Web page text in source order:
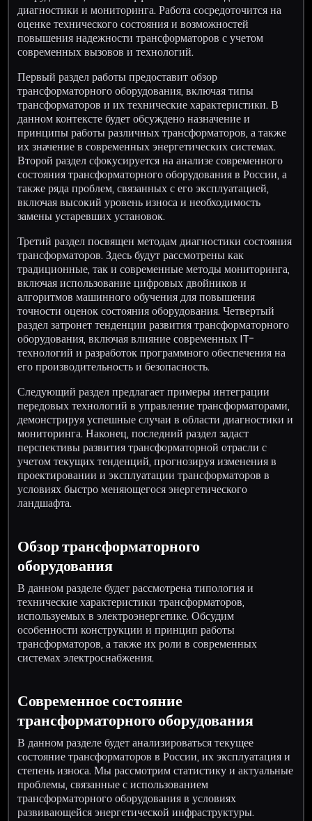
диагностики и мониторинга. Работа сосредоточится на
оценке технического состояния и возможностей
повышения надежности трансформаторов с учетом
современных вызовов и технологий.
Первый раздел работы предоставит обзор
трансформаторного оборудования, включая типы
трансформаторов и их технические характеристики. В
данном контексте будет обсуждено назначение и
принципы работы различных трансформаторов, а также
их значение в современных энергетических системах.
Второй раздел сфокусируется на анализе современного
состояния трансформаторного оборудования в России, а
также ряда проблем, связанных с его эксплуатацией,
включая высокий уровень износа и необходимость
замены устаревших установок.
Третий раздел посвящен методам диагностики состояния
трансформаторов. Здесь будут рассмотрены как
традиционные, так и современные методы мониторинга,
включая использование цифровых двойников и
алгоритмов машинного обучения для повышения
точности оценок состояния оборудования. Четвертый
раздел затронет тенденции развития трансформаторного
оборудования, включая влияние современных IT-
технологий и разработок программного обеспечения на
его производительность и безопасность.
Следующий раздел предлагает примеры интеграции
передовых технологий в управление трансформаторами,
демонстрируя успешные случаи в области диагностики и
мониторинга. Наконец, последний раздел задаст
перспективы развития трансформаторной отрасли с
учетом текущих тенденций, прогнозируя изменения в
проектировании и эксплуатации трансформаторов в
условиях быстро меняющегося энергетического
ландшафта.
Обзор трансформаторного
оборудования
В данном разделе будет рассмотрена типология и
технические характеристики трансформаторов,
используемых в электроэнергетике. Обсудим
особенности конструкции и принцип работы
трансформаторов, а также их роли в современных
системах электроснабжения.
Современное состояние
трансформаторного оборудования
В данном разделе будет анализироваться текущее
состояние трансформаторов в России, их эксплуатация и
степень износа. Мы рассмотрим статистику и актуальные
проблемы, связанные с использованием
трансформаторного оборудования в условиях
развивающейся энергетической инфраструктуры.